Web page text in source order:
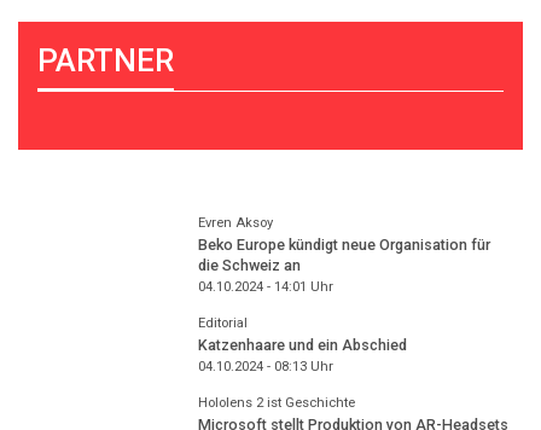
PARTNER
Evren Aksoy
Beko Europe kündigt neue Organisation für
die Schweiz an
04.10.2024 - 14:01 Uhr
Editorial
Katzenhaare und ein Abschied
04.10.2024 - 08:13Uhr
Hololens 2 ist Geschichte
Microsoft stellt Produktion von AR-Headsets